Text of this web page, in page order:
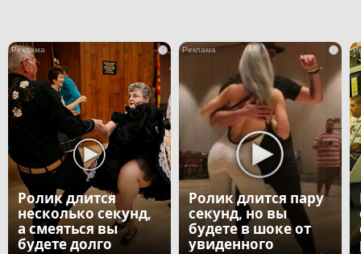
i
Ролик длится
несколько секунд,
а смеяться вы
будете долго
i
Ролик длится пару
секунд, но вы
будете в шоке от
увиденного